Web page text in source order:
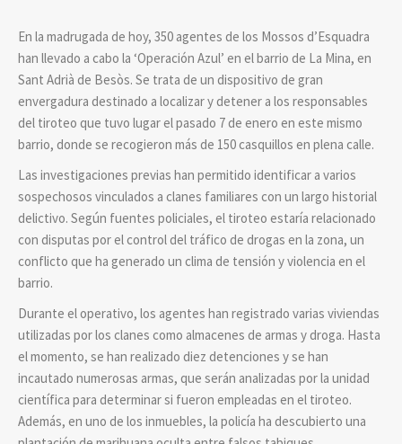
En la madrugada de hoy, 350 agentes de los Mossos d’Esquadra
han llevado a cabo la ‘Operación Azul’ en el barrio de La Mina, en
Sant Adrià de Besòs. Se trata de un dispositivo de gran
envergadura destinado a localizar y detener a los responsables
del tiroteo que tuvo lugar el pasado 7 de enero en este mismo
barrio, donde se recogieron más de 150 casquillos en plena calle.
Las investigaciones previas han permitido identificar a varios
sospechosos vinculados a clanes familiares con un largo historial
delictivo. Según fuentes policiales, el tiroteo estaría relacionado
con disputas por el control del tráfico de drogas en la zona, un
conflicto que ha generado un clima de tensión y violencia en el
barrio.
Durante el operativo, los agentes han registrado varias viviendas
utilizadas por los clanes como almacenes de armas y droga. Hasta
el momento, se han realizado diez detenciones y se han
incautado numerosas armas, que serán analizadas por la unidad
científica para determinar si fueron empleadas en el tiroteo.
Además, en uno de los inmuebles, la policía ha descubierto una